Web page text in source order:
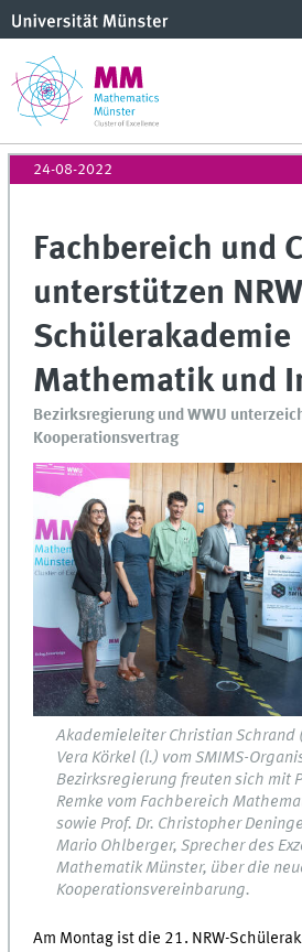
24-08-2022
Fachbereich und
unterstützen
Schülerakademie
Mathematik und
Bezirksregierung und WWU
Kooperationsvertrag
Akademieleiter Christian Schrand
Vera Körkel (l.) vom SMIMS-
Bezirksregierung freuten sich mit
Remke vom Fachbereich
sowie Prof. Dr. Christopher
Mario Ohlberger, Sprecher des
Mathematik Münster, über die
Kooperationsvereinbarung.
Am Montag ist die 21. NRW-